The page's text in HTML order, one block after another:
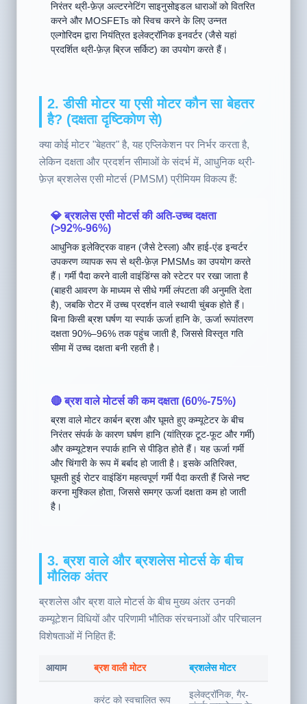
सिंक्रोनस मोटर्स) में कोई ब्रश नहीं होते हैं। वे वाइंडिंग्स में
निरंतर थ्री-फ़ेज़ अल्टरनेटिंग साइनुसोइडल धाराओं को वितरित
करने और MOSFETs को स्विच करने के लिए उन्नत
एल्गोरिदम द्वारा नियंत्रित इलेक्ट्रॉनिक इनवर्टर (जैसे यहां
2. डीसी मोटर या एसी मोटर कौन सा बेहतर
है? (दक्षता दृष्टिकोण से)
क्या कोई मोटर "बेहतर" है, यह एप्लिकेशन पर निर्भर करता है,
लेकिन दक्षता और प्रदर्शन सीमाओं के संदर्भ में, आधुनिक थ्री-
💎 ब्रशलेस एसी मोटर्स की अति-उच्च दक्षता
(>92%-96%)
आधुनिक इलेक्ट्रिक वाहन (जैसे टेस्ला) और हाई-एंड इन्वर्टर
उपकरण व्यापक रूप से थ्री-फ़ेज़ PMSMs का उपयोग करते
हैं। गर्मी पैदा करने वाली वाइंडिंग्स को स्टेटर पर रखा जाता है
(बाहरी आवरण के माध्यम से सीधे गर्मी लंपटता की अनुमति देता
है), जबकि रोटर में उच्च प्रदर्शन वाले स्थायी चुंबक होते हैं।
बिना किसी ब्रश घर्षण या स्पार्क ऊर्जा हानि के, ऊर्जा रूपांतरण
दक्षता 90%–96% तक पहुंच जाती है, जिससे विस्तृत गति
🔴 ब्रश वाले मोटर्स की कम दक्षता (60%-75%)
ब्रश वाले मोटर कार्बन ब्रश और घूमते हुए कम्यूटेटर के बीच
निरंतर संपर्क के कारण घर्षण हानि (यांत्रिक टूट-फूट और गर्मी)
और कम्यूटेशन स्पार्क हानि से पीड़ित होते हैं। यह ऊर्जा गर्मी
और चिंगारी के रूप में बर्बाद हो जाती है। इसके अतिरिक्त,
घूमती हुई रोटर वाइंडिंग महत्वपूर्ण गर्मी पैदा करती हैं जिसे नष्ट
करना मुश्किल होता, जिससे समग्र ऊर्जा दक्षता कम हो जाती
3. ब्रश वाले और ब्रशलेस मोटर्स के बीच
मौलिक अंतर
ब्रशलेस और ब्रश वाले मोटर्स के बीच मुख्य अंतर उनकी
कम्यूटेशन विधियों और परिणामी भौतिक संरचनाओं और परिचालन